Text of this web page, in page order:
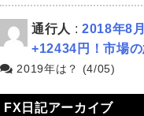
通行人 : 2018年8
+12434円！市場
2019年は？ (4/05)
FX日記アーカイブ